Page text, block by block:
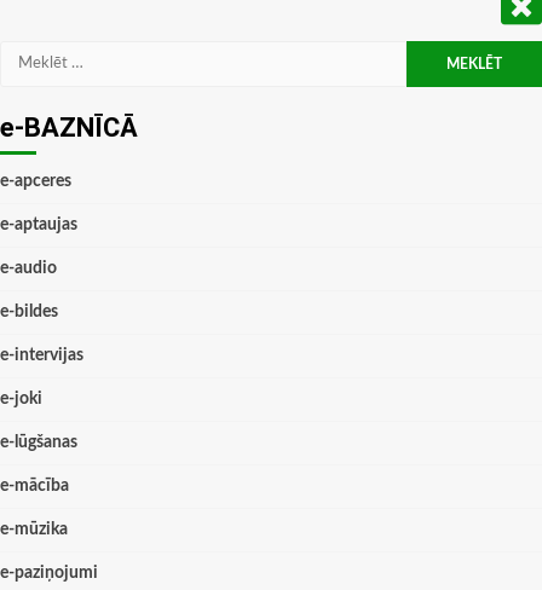
Meklēt:
e-BAZNĪCĀ
e-apceres
e-aptaujas
e-audio
e-bildes
e-intervijas
e-joki
e-lūgšanas
e-mācība
e-mūzika
e-paziņojumi